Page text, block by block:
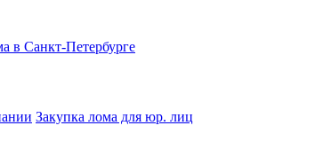
в Санкт-Петербурге
Закупка лома для юр. лиц